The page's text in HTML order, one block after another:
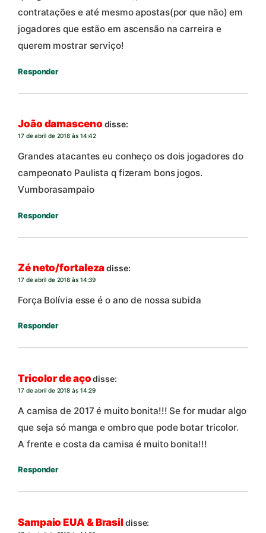
contratações e até mesmo apostas(por que não) em
jogadores que estão em ascensão na carreira e
querem mostrar serviço!
Responder
João damasceno disse:
17 de abril de 2018 às 14:42
Grandes atacantes eu conheço os dois jogadores do
campeonato Paulista q fizeram bons jogos.
Vumborasampaio
Responder
Zé neto/fortalezadisse:
17 de abril de 2018 às 14:39
Força Bolívia esse é o ano de nossa subida
Responder
Tricolor de aço disse:
17 de abril de 2018 às 14:29
A camisa de 2017 é muito bonita!!! Se for mudar algo
que seja só manga e ombro que pode botar tricolor.
A frente e costa da camisa é muito bonita!!!
Responder
Sampaio EUA & Brasildisse: